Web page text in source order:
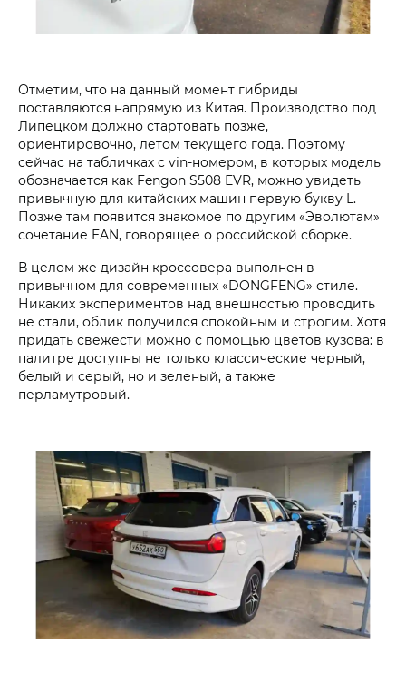
Отметим, что на данный момент гибриды
поставляются напрямую из Китая. Производство под
Липецком должно стартовать позже,
ориентировочно, летом текущего года. Поэтому
сейчас на табличках с vin-номером, в которых модель
обозначается как Fengon S508 EVR, можно увидеть
привычную для китайских машин первую букву L.
Позже там появится знакомое по другим «Эволютам»
сочетание EAN, говорящее о российской сборке.
В целом же дизайн кроссовера выполнен в
привычном для современных «DONGFENG» стиле.
Никаких экспериментов над внешностью проводить
не стали, облик получился спокойным и строгим. Хотя
придать свежести можно с помощью цветов кузова: в
палитре доступны не только классические черный,
белый и серый, но и зеленый, а также
перламутровый.